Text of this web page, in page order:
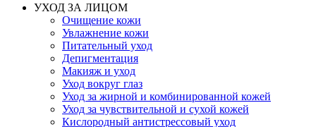
УХОД ЗА ЛИЦОМ
Очищение кожи
Увлажнение кожи
Питательный уход
Депигментация
Макияж и уход
Уход вокруг глаз
Уход за жирной и комбинированной кожей
Уход за чувствительной и сухой кожей
Кислородный антистрессовый уход